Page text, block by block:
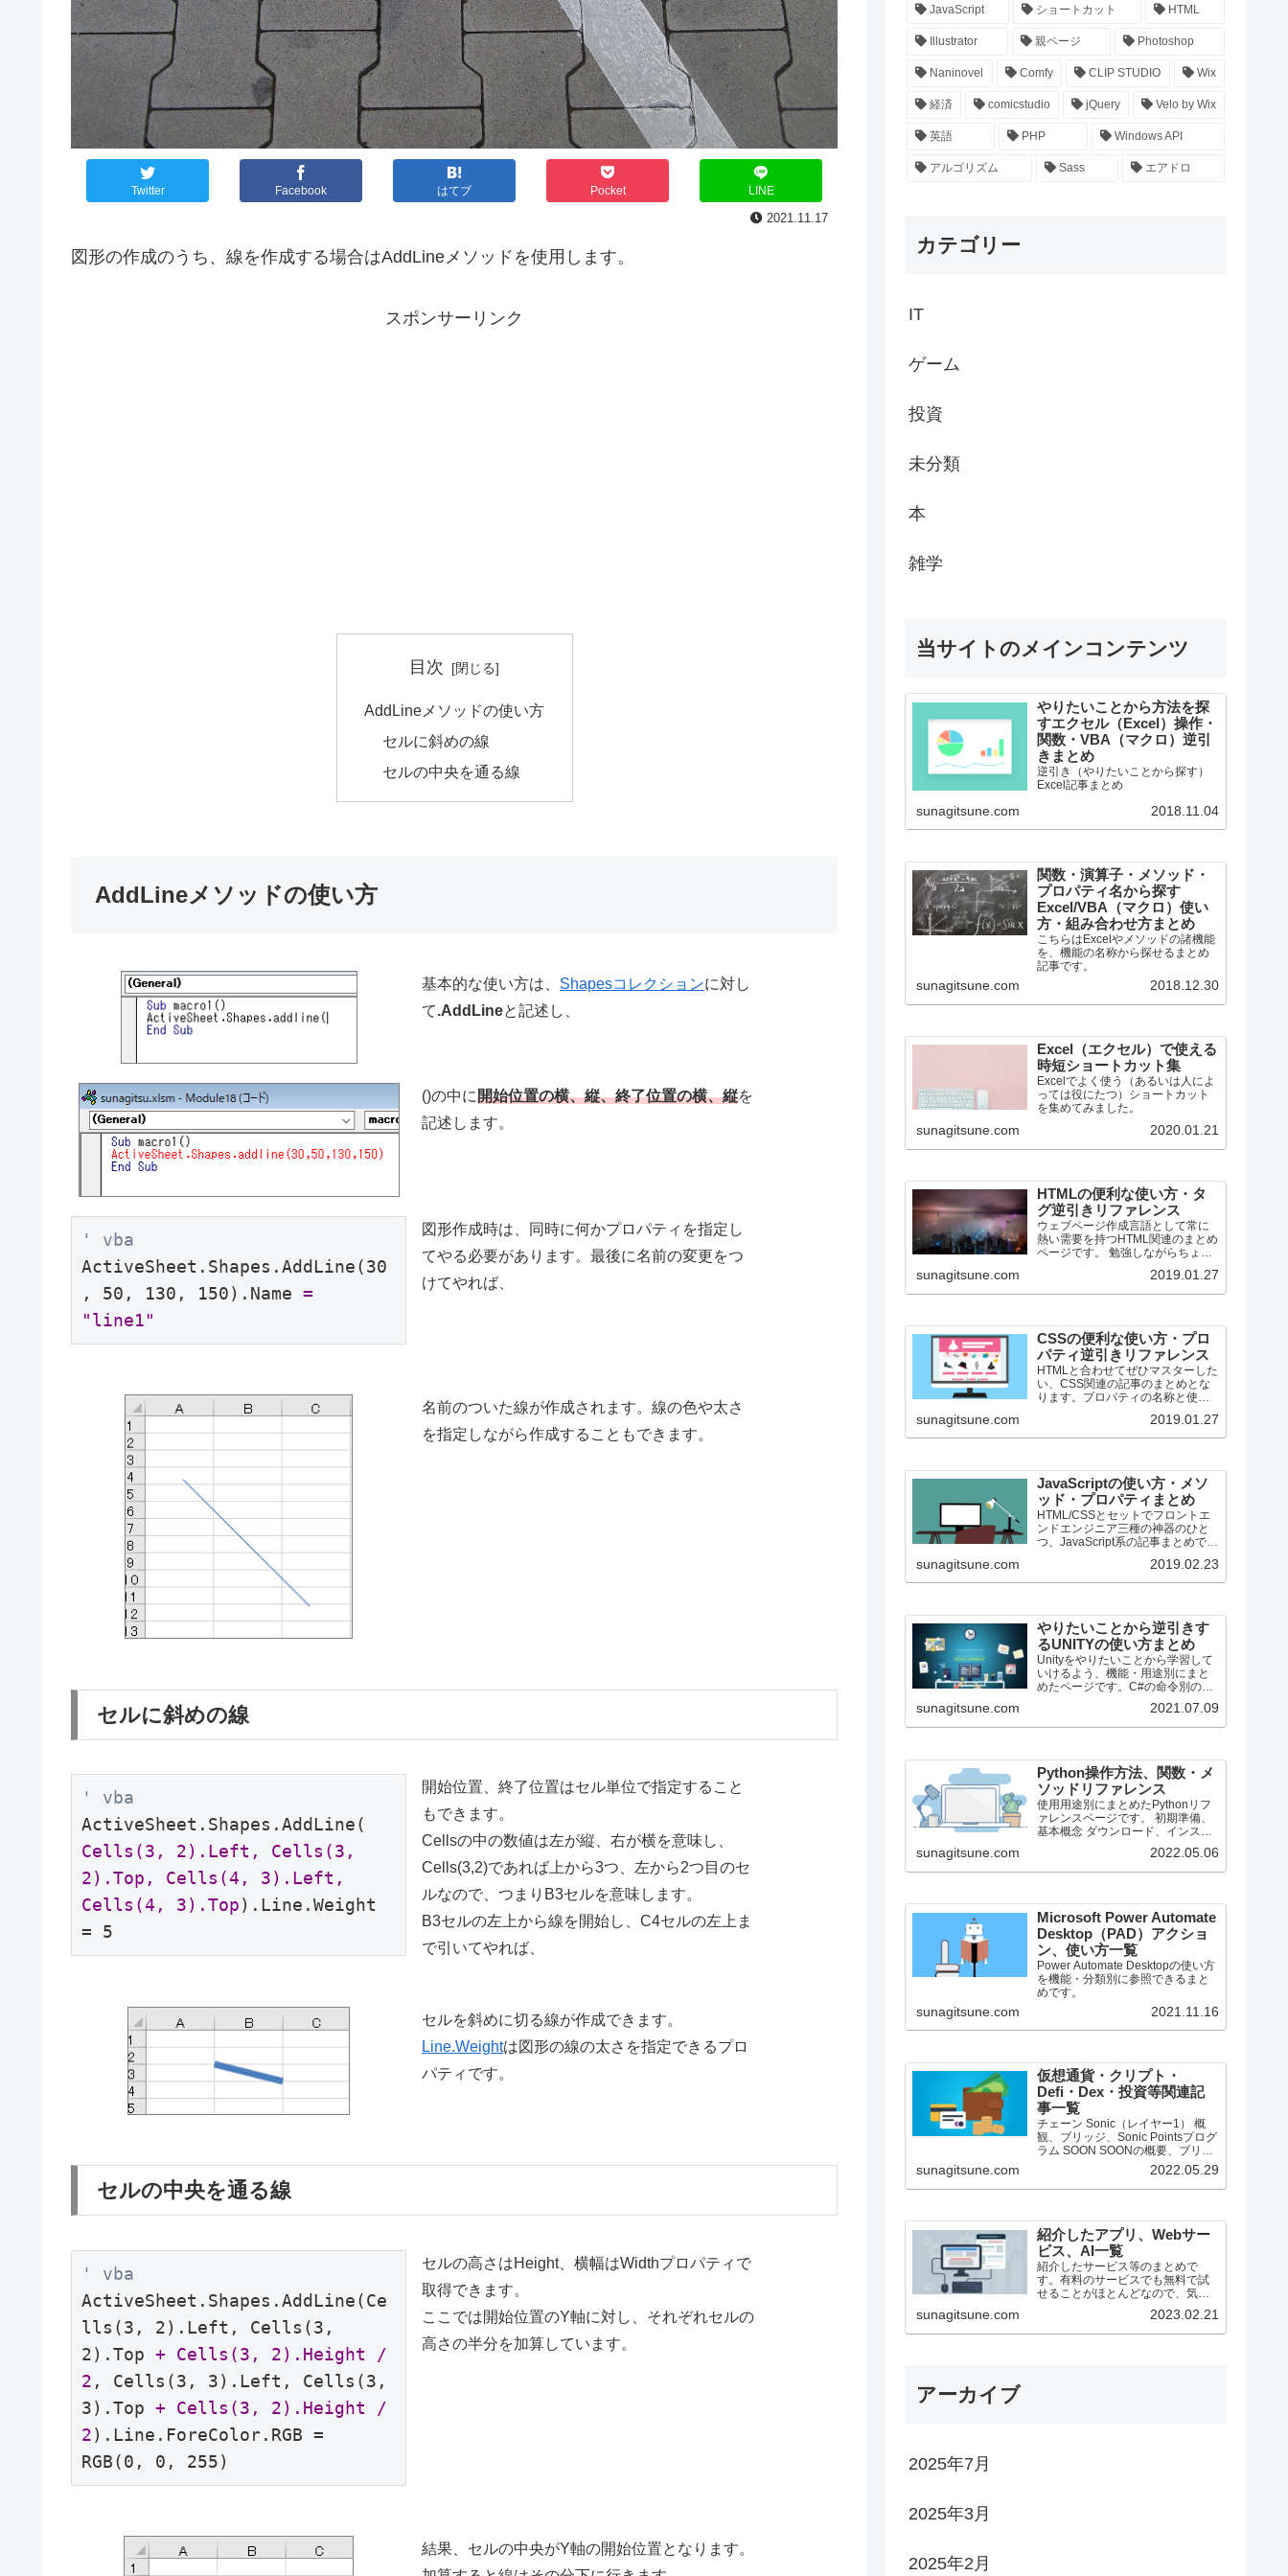
Twitter Facebook はてブ Pocket LINE
2021.11.17
図形の作成のうち、線を作成する場合はAddLineメソッドを使用します。
スポンサーリンク
目次
AddLineメソッドの使い方
セルに斜めの線
セルの中央を通る線
AddLineメソッドの使い方
基本的な使い方は、 Shapesコレクションに対し
て.AddLineと記述し、
()の中に開始位置の横、縦、終了位置の横、縦を
記述します。
' vba
ActiveSheet.Shapes.AddLine(30
, 50, 130, 150).Name =
"line1"
図形作成時は、同時に何かプロパティを指定し
てやる必要があります。最後に名前の変更をつ
けてやれば、
名前のついた線が作成されます。線の色や太さ
を指定しながら作成することもできます。
セルに斜めの線
' vba
ActiveSheet.Shapes.AddLine(
Cells(3, 2).Left, Cells(3,
2).Top, Cells(4, 3).Left,
Cells(4, 3).Top).Line.Weight
= 5
開始位置、終了位置はセル単位で指定すること
もできます。
Cellsの中の数値は左が縦、右が横を意味し、
Cells(3,2)であれば上から3つ、左から2つ目のセ
ルなので、つまりB3セルを意味します。
B3セルの左上から線を開始し、C4セルの左上ま
で引いてやれば、
セルを斜めに切る線が作成できます。
Line.Weightは図形の線の太さを指定できるプロ
パティです。
セルの中央を通る線
' vba
ActiveSheet.Shapes.AddLine(Ce
lls(3, 2).Left, Cells(3,
2).Top + Cells(3, 2).Height /
2 , Cells(3, 3).Left, Cells(3,
3).Top + Cells(3, 2).Height /
2).Line.ForeColor.RGB =
RGB(0, 0, 255)
セルの高さはHeight、横幅はWidthプロパティで
取得できます。
ここでは開始位置のY軸に対し、それぞれセルの
高さの半分を加算しています。
結果、セルの中央がY軸の開始位置となります。
JavaScript ショートカット HTML
Illustrator 親ページ Photoshop
Naninovel Comfy CLIP STUDIO Wix
経済 comicstudio jQuery Velo by Wix
英語 PHP Windows API
アルゴリズム Sass エアドロ
カテゴリー
IT
ゲーム
投資
未分類
本
雑学
当サイトのメインコンテンツ
やりたいことから方法を探
すエクセル（Excel）操作・
関数・VBA（マクロ）逆引
きまとめ
逆引き（やりたいことから探す）
Excel記事まとめ
sunagitsune.com 2018.11.04
関数・演算子・メソッド・
プロパティ名から探す
Excel/VBA（マクロ）使い
方・組み合わせ方まとめ
こちらはExcelやメソッドの諸機能
を、機能の名称から探せるまとめ
記事です。
sunagitsune.com 2018.12.30
Excel（エクセル）で使える
時短ショートカット集
Excelでよく使う（あるいは人によ
っては役にたつ）ショートカット
を集めてみました。
sunagitsune.com 2020.01.21
HTMLの便利な使い方・タ
グ逆引きリファレンス
ウェブページ作成言語として常に
熱い需要を持つHTML関連のまとめ
ページです。 勉強しながらちょっ
sunagitsune.com 2019.01.27
CSSの便利な使い方・プロ
パティ逆引きリファレンス
HTMLと合わせてぜひマスターした
い、CSS関連の記事のまとめとな
ります。プロパティの名称と使用
ちょっととっても数少ないです
が、段々増える予定です。
sunagitsune.com 2019.01.27
JavaScriptの使い方・メソ
ッド・プロパティまとめ
HTML/CSSとセットでフロントエ
ンドエンジニア三種の神器のひと
つ、JavaScript系の記事まとめで
sunagitsune.com 2019.02.23
やりたいことから逆引きす
るUNITYの使い方まとめ
Unityをやりたいことから学習して
いけるよう、機能・用途別にまと
めたページです。C#の命令別の逆
引きは現時点で作っていません。
2019の時期に書き始めているの
で、それより前のバージョンにつ
sunagitsune.com 2021.07.09
Python操作方法、関数・メ
ソッドリファレンス
使用用途別にまとめたPythonリフ
ァレンスページです。 初期準備、
基本概念 ダウンロード、インスト
ール、起動 ShellとEditor、保存、
実行 保存したPythonの起動 コメン
ト、docstring、行またぎ コメン
sunagitsune.com 2022.05.06
Microsoft Power Automate
Desktop（PAD）アクショ
ン、使い方一覧
Power Automate Desktopの使い方
を機能・分類別に参照できるまと
めです。
sunagitsune.com 2021.11.16
仮想通貨・クリプト・
Defi・Dex・投資等関連記
事一覧
チェーン Sonic（レイヤー1） 概
観、ブリッジ、Sonic Pointsプログ
ラム SOON SOONの概要、ブリッ
ジ方法（25/1月時点） ステーキン
グ ZEROBASE ZEROBASE...
sunagitsune.com 2022.05.29
紹介したアプリ、Webサー
ビス、AI一覧
紹介したサービス等のまとめで
す。有料のサービスでも無料で試
せることがほとんどなので、気に
sunagitsune.com 2023.02.21
アーカイブ
2025年7月
2025年3月
2025年2月